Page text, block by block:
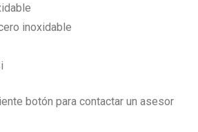
inoxidable
botón para contactar un asesor